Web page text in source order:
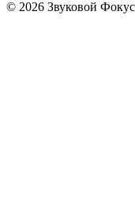
© 2026 Звуковой